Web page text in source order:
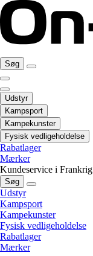
Søg
Udstyr
Kampsport
Kampekunster
Fysisk vedligeholdelse
Rabatlager
Mærker
Kundeservice i Frankrig
Søg
Udstyr
Kampsport
Kampekunster
Fysisk vedligeholdelse
Rabatlager
Mærker